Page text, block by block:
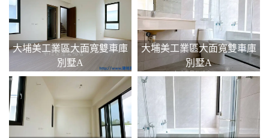
大埔美工業區大面寬雙車庫
別墅A
大埔美工業區大面寬雙車庫
別墅A